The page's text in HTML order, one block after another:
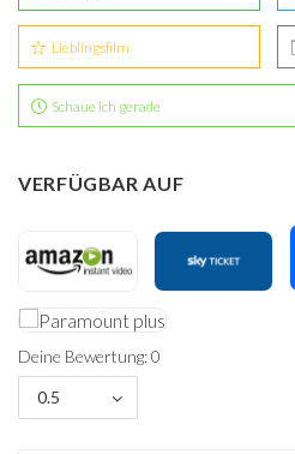
Lieblingsfilm
Schaue ich gerade
VERFÜGBAR AUF
Deine Bewertung: 0
0.5